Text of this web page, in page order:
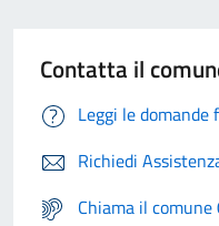
Contatta il
Leggi le domande
Richiedi
Chiama il